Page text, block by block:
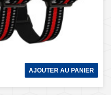
AJOUTER AU PANIER